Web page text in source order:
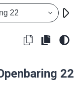
22
22